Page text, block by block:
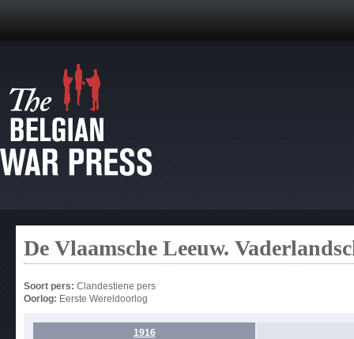
De Vlaamsche Leeuw.
Soort pers: Clandestiene pers
Oorlog: Eerste Wereldoorlog
1916